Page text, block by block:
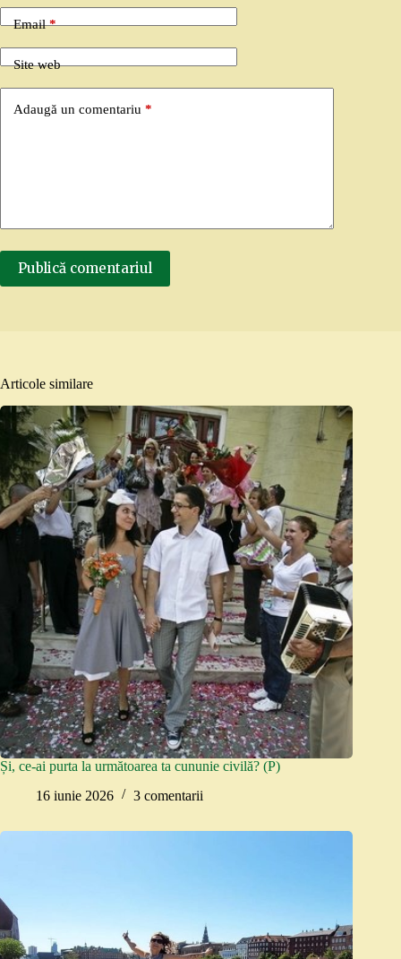
Email*
Site web
Adaugă un comentariu *
Publică comentariul
Articole similare
Și, ce-ai purta la următoarea ta cununie civilă? (P)
16 iunie 2026
3 comentarii